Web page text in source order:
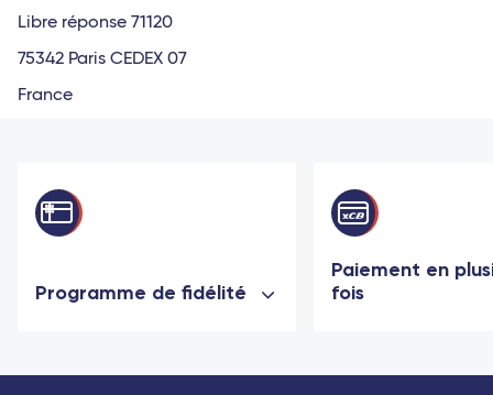
Libre réponse 71120
75342 Paris CEDEX 07
France
Programme de fidélité
Paiement en
fois